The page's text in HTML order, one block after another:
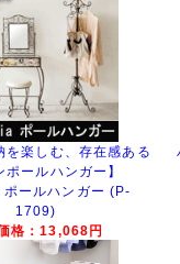
を楽しむ、存在感ある
ポールハンガー】
ールハンガー (P-
1709)
格：13,068円